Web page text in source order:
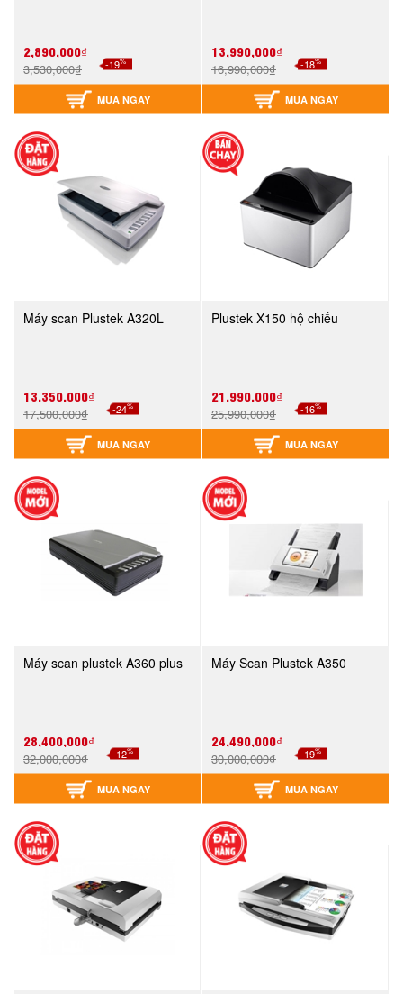
2,890,000₫
3,530,000₫ -19%
MUA NGAY
13,990,000₫
16,990,000₫ -18%
MUA NGAY
Máy scan Plustek A320L
13,350,000₫
17,500,000₫ -24%
MUA NGAY
Plustek X150 hộ chiếu
21,990,000₫
25,990,000₫ -16%
MUA NGAY
Máy scan plustek A360 plus
28,400,000₫
32,000,000₫ -12%
MUA NGAY
Máy Scan Plustek A350
24,490,000₫
30,000,000₫ -19%
MUA NGAY